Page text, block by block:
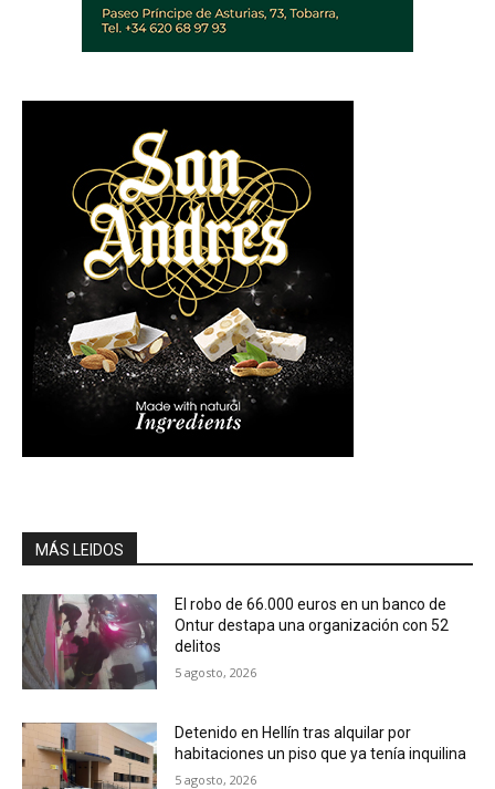
MÁS LEIDOS
El robo de 66.000 euros en un banco de
Ontur destapa una organización con 52
delitos
5 agosto, 2026
Detenido en Hellín tras alquilar por
habitaciones un piso que ya tenía inquilina
5 agosto, 2026